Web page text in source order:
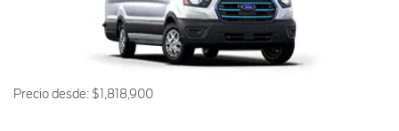
Ford
Custom
Garage
Ford
Cita de
Servicio
Promociones
Desempeño
Seguridad
Cambiar
Contraseña
Precio desde: $1,818,900